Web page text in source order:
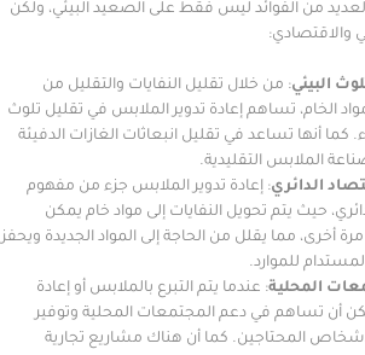
ليس فقط على الصعيد البيئي، ولكن
: من خلال تقليل النفايات والتقليل من
تساهم إعادة تدوير الملابس في تقليل تلوث
تساعد في تقليل انبعاثات الغازات الدفيئة
التقليدية.
: إعادة تدوير الملابس جزء من مفهوم
يتم تحويل النفايات إلى مواد خام يمكن
يقلل من الحاجة إلى المواد الجديدة ويحفز
: عندما يتم التبرع بالملابس أو إعادة
في دعم المجتمعات المحلية وتوفير
كما أن هناك مشاريع تجارية